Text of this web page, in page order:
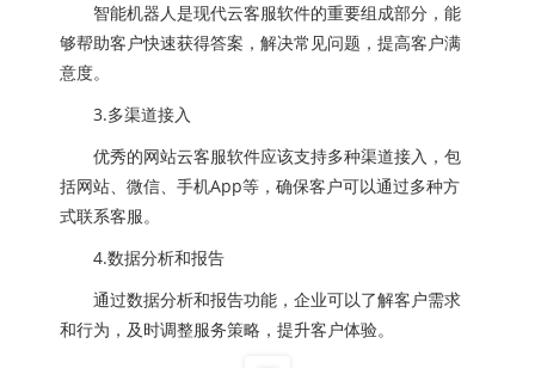
智能机器人是现代云客服软件的重要组成部分，能
够帮助客户快速获得答案，解决常见问题，提高客户满
意度。
3.多渠道接入
优秀的网站云客服软件应该支持多种渠道接入，包
括网站、微信、手机App等，确保客户可以通过多种方
式联系客服。
4.数据分析和报告
通过数据分析和报告功能，企业可以了解客户需求
和行为，及时调整服务策略，提升客户体验。